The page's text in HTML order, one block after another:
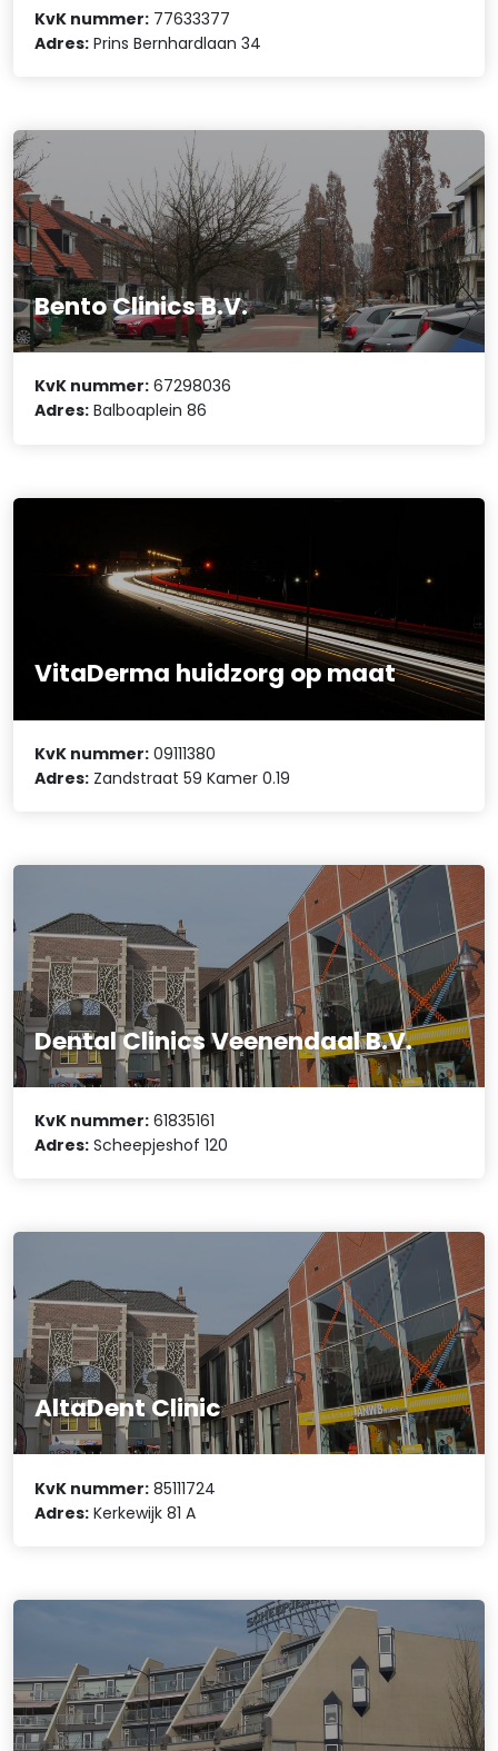
KvK nummer: 77633377
Adres: Prins Bernhardlaan 34
Bento Clinics B.V.
KvK nummer: 67298036
Adres: Balboaplein 86
VitaDerma huidzorg op maat
KvK nummer: 09111380
Adres: Zandstraat 59 Kamer 0.19
Dental Clinics Veenendaal B.V.
KvK nummer: 61835161
Adres: Scheepjeshof 120
AltaDent Clinic
KvK nummer: 85111724
Adres: Kerkewijk 81 A